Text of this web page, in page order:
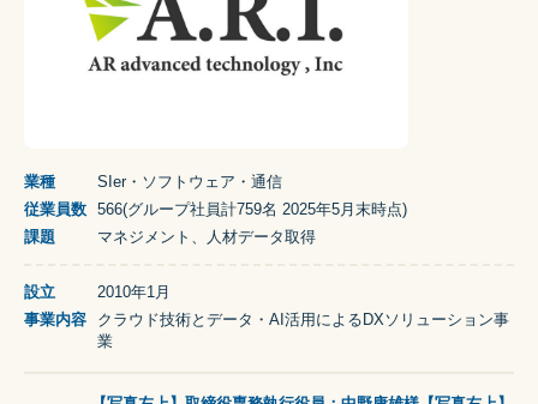
業種
SIer・ソフトウェア・通信
従業員数
566(グループ社員計759名 2025年5月末時点)
課題
マネジメント、人材データ取得
設立
2010年1月
事業内容
クラウド技術とデータ・AI活用によるDXソリューション事
業